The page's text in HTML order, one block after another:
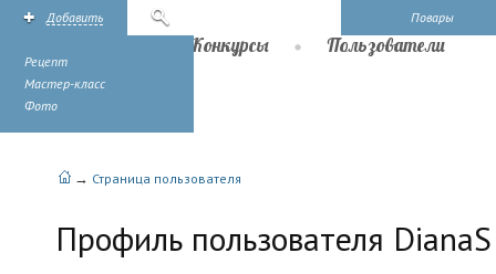
Повары
Добавить
Рецепт
Мастер-класс
Фото
Конкурсы Пользователи
→ Страница пользователя
Профиль пользователя DianaS